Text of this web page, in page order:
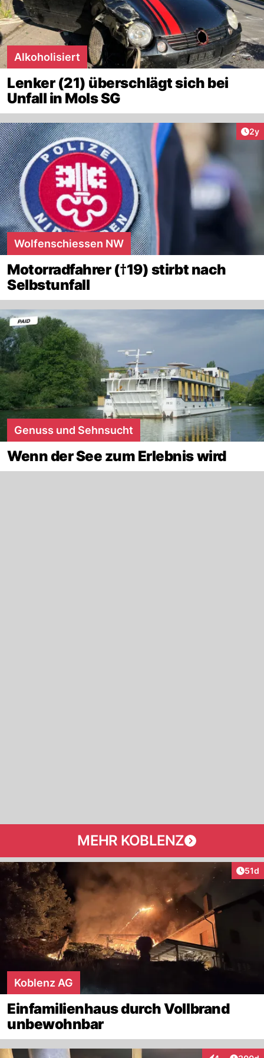
Alkoholisiert
Lenker (21) überschlägt sich bei
Unfall in Mols SG
2y
Wolfenschiessen NW
Motorradfahrer (†19) stirbt nach
Selbstunfall
Genuss und Sehnsucht
Wenn der See zum Erlebnis wird
MEHR KOBLENZ
51d
Koblenz AG
Einfamilienhaus durch Vollbrand
unbewohnbar